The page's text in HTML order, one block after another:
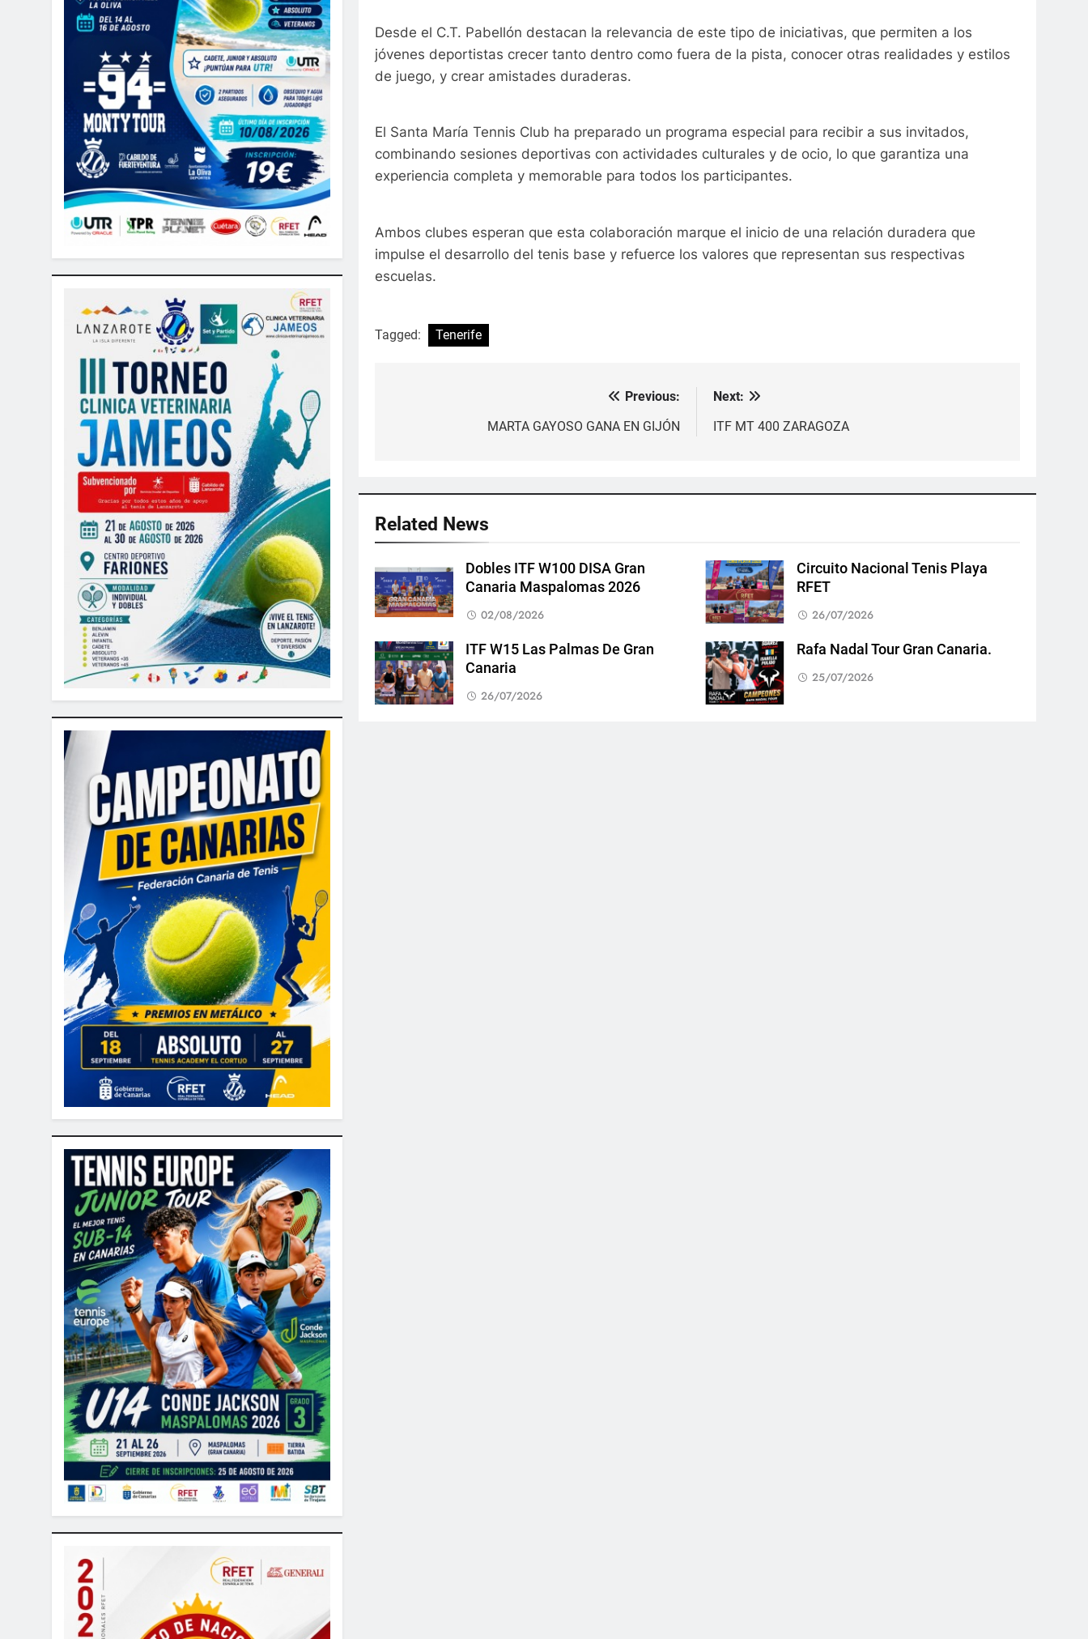
Desde el C.T. Pabellón destacan la relevancia de este tipo de iniciativas, que permiten a los
jóvenes deportistas crecer tanto dentro como fuera de la pista, conocer otras realidades y estilos
de juego, y crear amistades duraderas.
El Santa María Tennis Club ha preparado un programa especial para recibir a sus invitados,
combinando sesiones deportivas con actividades culturales y de ocio, lo que garantiza una
experiencia completa y memorable para todos los participantes.
Ambos clubes esperan que esta colaboración marque el inicio de una relación duradera que
impulse el desarrollo del tenis base y refuerce los valores que representan sus respectivas
escuelas.
Tagged: Tenerife
Previous:
MARTA GAYOSO GANA EN GIJÓN
Next:
ITF MT 400 ZARAGOZA
Related News
Dobles ITF W100 DISA Gran
Canaria Maspalomas 2026
02/08/2026
Circuito Nacional Tenis Playa
RFET
26/07/2026
ITF W15 Las Palmas De Gran
Canaria
26/07/2026
Rafa Nadal Tour Gran Canaria.
25/07/2026